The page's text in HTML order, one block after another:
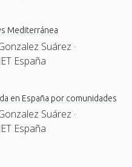
Mediterránea
Suárez ·
España
en España por comunidades
Suárez ·
España